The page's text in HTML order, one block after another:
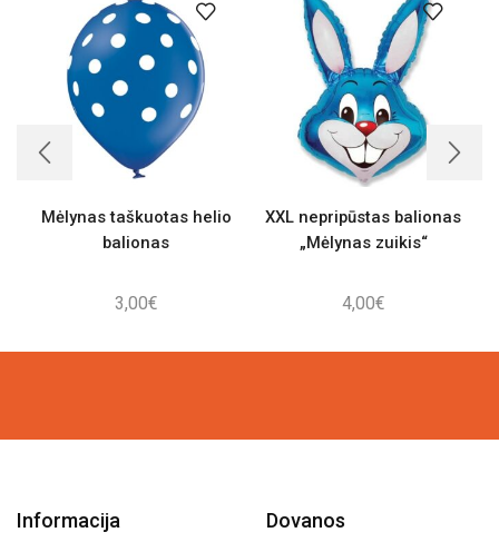
Mėlynas taškuotas helio
balionas
3,00€
XXL nepripūstas balionas
„Mėlynas zuikis“
4,00€
Informacija Dovanos